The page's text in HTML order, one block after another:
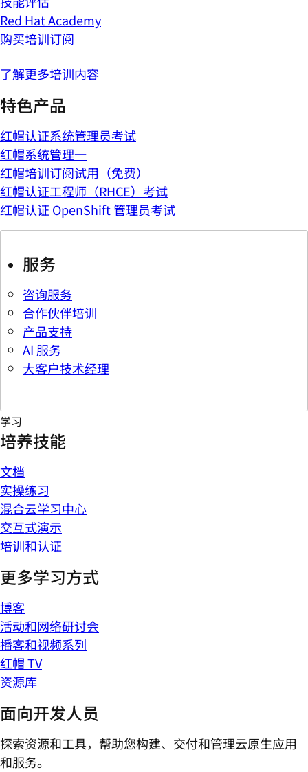
Red Hat Academy
购买培训订阅
了解更多培训内容
特色产品
红帽认证系统管理员考试
红帽系统管理一
红帽培训订阅试用（免费）
红帽认证工程师（RHCE）考试
红帽认证 OpenShift 管理员考试
服务
咨询服务
合作伙伴培训
产品支持
AI 服务
大客户技术经理
学习
培养技能
文档
实操练习
混合云学习中心
交互式演示
培训和认证
更多学习方式
博客
活动和网络研讨会
播客和视频系列
红帽 TV
资源库
面向开发人员
探索资源和工具，帮助您构建、交付和管理云原生应用
和服务。